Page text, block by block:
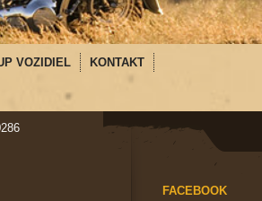
VOZIDIEL KONTAKT
FACEBOOK